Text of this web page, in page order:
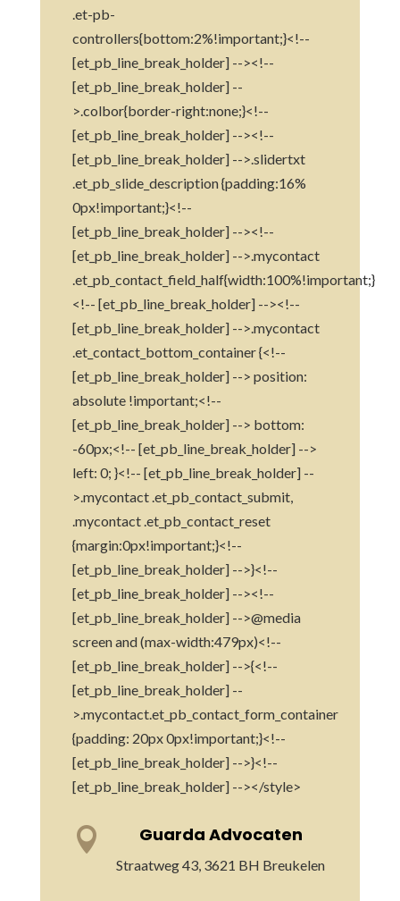
.et-pb-
controllers{bottom:2%!important;}<!--
[et_pb_line_break_holder] --><!--
[et_pb_line_break_holder] --
>.colbor{border-right:none;}<!--
[et_pb_line_break_holder] --><!--
[et_pb_line_break_holder] -->.slidertxt
.et_pb_slide_description {padding:16%
0px!important;}<!--
[et_pb_line_break_holder] --><!--
[et_pb_line_break_holder] -->.mycontact
.et_pb_contact_field_half{width:100%!important;}
<!-- [et_pb_line_break_holder] --><!--
[et_pb_line_break_holder] -->.mycontact
.et_contact_bottom_container {<!--
[et_pb_line_break_holder] --> position:
absolute !important;<!--
[et_pb_line_break_holder] --> bottom:
-60px;<!-- [et_pb_line_break_holder] -->
left: 0; }<!-- [et_pb_line_break_holder] --
>.mycontact .et_pb_contact_submit,
.mycontact .et_pb_contact_reset
{margin:0px!important;}<!--
[et_pb_line_break_holder] -->}<!--
[et_pb_line_break_holder] --><!--
[et_pb_line_break_holder] -->@media
screen and (max-width:479px)<!--
[et_pb_line_break_holder] -->{<!--
[et_pb_line_break_holder] --
>.mycontact.et_pb_contact_form_container
{padding: 20px 0px!important;}<!--
[et_pb_line_break_holder] -->}<!--
[et_pb_line_break_holder] --></style>
 Guarda Advocaten
Straatweg 43, 3621 BH Breukelen